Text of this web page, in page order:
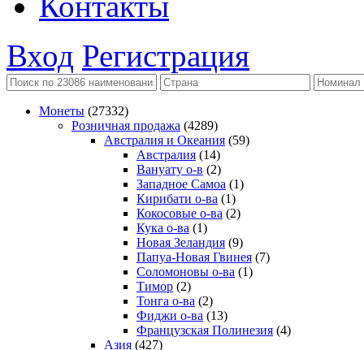
Вход Регистрация
Монеты (27332)
Розничная продажа (4289)
Австралия и Океания (59)
Австралия (14)
Вануату о-в (2)
Западное Самоа (1)
Кирибати о-ва (1)
Кокосовые о-ва (2)
Кука о-ва (1)
Новая Зеландия (9)
Папуа-Новая Гвинея (7)
Соломоновы о-ва (1)
Тимор (2)
Тонга о-ва (2)
Фиджи о-ва (13)
Французская Полинезия (4)
Азия (427)